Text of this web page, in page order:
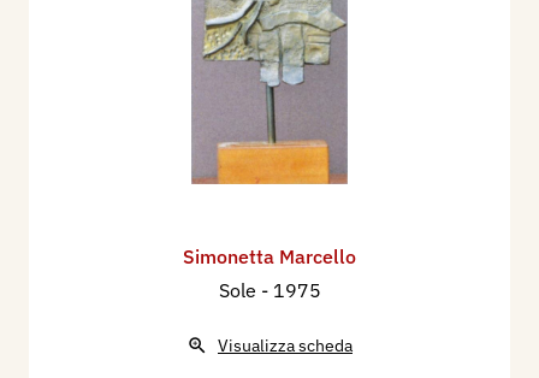
Simonetta Marcello
Sole - 1975
Visualizza scheda